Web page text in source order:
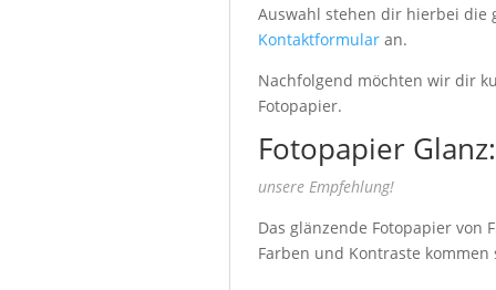
Auswahl stehen dir hierbei die
Kontaktformular an.
Nachfolgend möchten wir dir
Fotopapier.
Fotopapier Glanz:
unsere Empfehlung!
Das glänzende Fotopapier
Farben und Kontraste